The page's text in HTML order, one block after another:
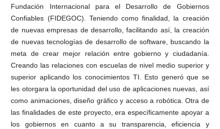
Fundación Internacional para el Desarrollo de Gobiernos
Confiables (FIDEGOC). Teniendo como finalidad, la creación
de nuevas empresas de desarrollo, facilitando así, la creación
de nuevas tecnologías de desarrollo de software, buscando la
meta de crear mejor relación entre gobierno y ciudadanía.
Creando las relaciones con escuelas de nivel medio superior y
superior aplicando los conocimientos TI. Esto generó que se
les otorgara la oportunidad del uso de aplicaciones nuevas, así
como animaciones, diseño gráfico y acceso a robótica. Otra de
las finalidades de este proyecto, era específicamente apoyar a
los gobiernos en cuanto a su transparencia, eficiencia y